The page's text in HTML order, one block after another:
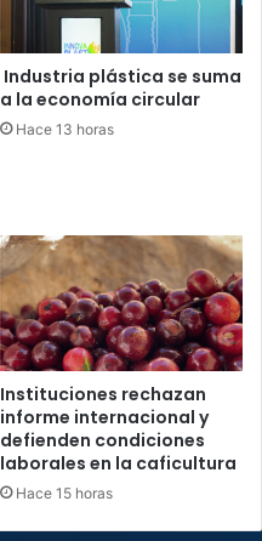
Industria plástica se suma
a la economía circular
Hace 13 horas
Instituciones rechazan
informe internacional y
defienden condiciones
laborales en la caficultura
Hace 15 horas